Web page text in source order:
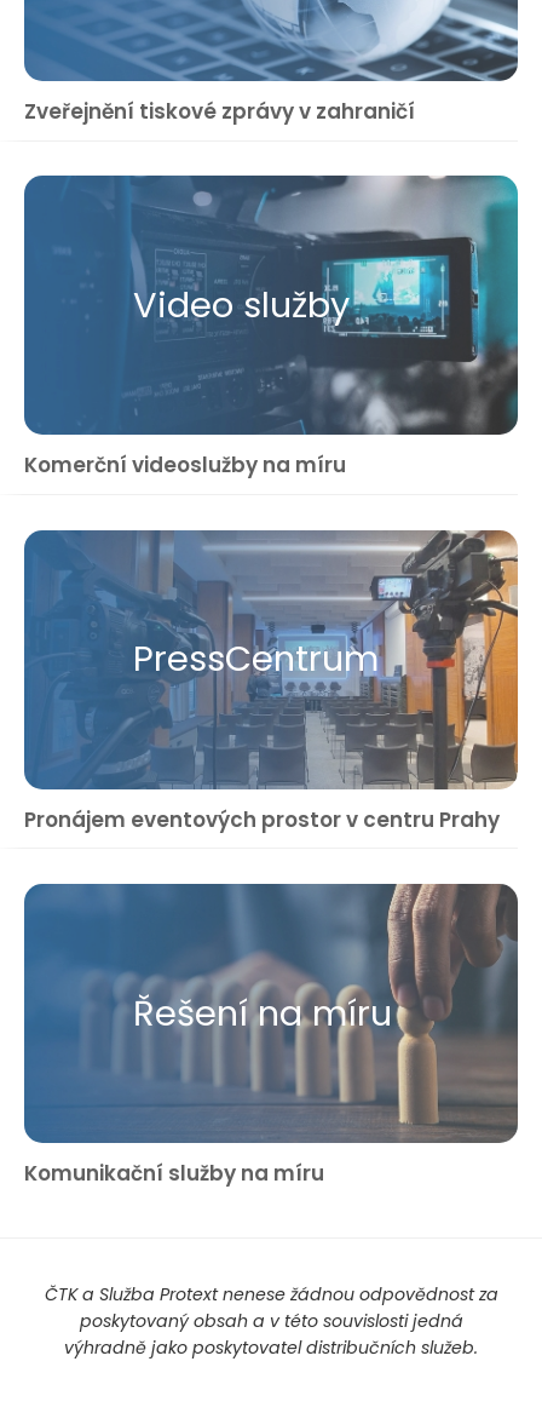
Zveřejnění tiskové zprávy v zahraničí
Video služby
Komerční videoslužby na míru
Press​Centrum
Pronájem eventových prostor v centru Prahy
Řešení na míru
Komunikační služby na míru
ČTK a Služba Protext nenese žádnou odpovědnost za
poskytovaný obsah a v této souvislosti jedná
výhradně jako poskytovatel distribučních služeb.